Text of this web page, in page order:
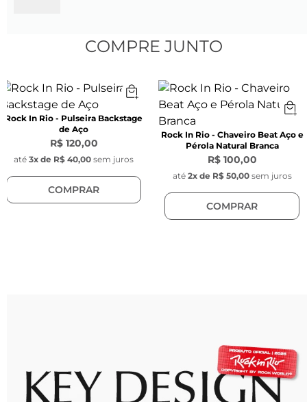
60 cm
Material: Aço inoxidável
Pingente:
Triângulo: 3 cm
Pingente Rock In Rio:
Diâmetro: 15 mm
COMPRE JUNTO
Rock In Rio - Pulseira Backstage
de Aço
R$ 120,00
até 3x de R$ 40,00 sem juros
COMPRAR
Rock In Rio - Chaveiro Beat Aço e
Pérola Natural Branca
R$ 100,00
até 2x de R$ 50,00 sem juros
COMPRAR